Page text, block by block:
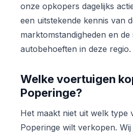
onze opkopers dagelijks
een uitstekende kennis van
marktomstandigheden en de
autobehoeften in deze regio.
Welke voertuigen
Poperinge?
Het maakt niet uit welk type
Poperinge wilt verkopen.